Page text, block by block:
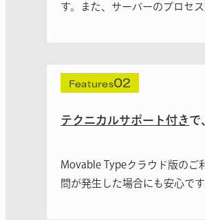
す。また、サーバーのプロセ
Features02
テクニカルサポート付きで
Movable Typeクラウド版のご
問が発生した場合にも安心です